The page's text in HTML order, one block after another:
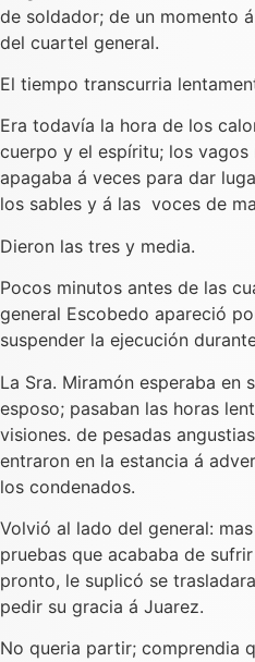
de soldador; de un momento
del cuartel general.
El tiempo transcurria
Era todavía la hora de los
cuerpo y el espíritu; los
apagaba á veces para dar
los sables y á las voces de
Dieron las tres y media.
Pocos minutos antes de las
general Escobedo apareció
suspender la ejecución
La Sra. Miramón esperaba en
esposo; pasaban las horas
visiones. de pesadas
entraron en la estancia á
los condenados.
Volvió al lado del general:
pruebas que acababa de
pronto, le suplicó se
pedir su gracia á Juarez.
No queria partir; comprendia